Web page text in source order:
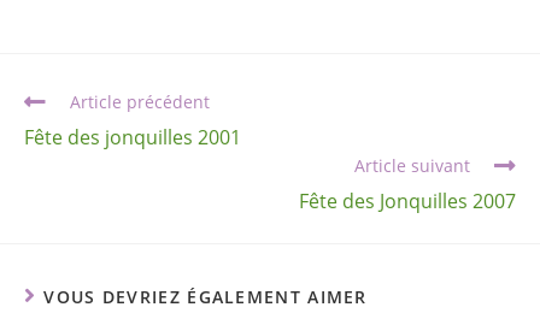
Article précédent
Fête des jonquilles 2001
Article suivant
Fête des Jonquilles 2007
VOUS DEVRIEZ ÉGALEMENT AIMER